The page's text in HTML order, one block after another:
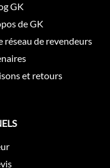
GK
de GK
réseau de revendeurs
et retours